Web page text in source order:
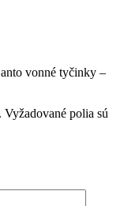
vonné tyčinky –
Vyžadované polia sú